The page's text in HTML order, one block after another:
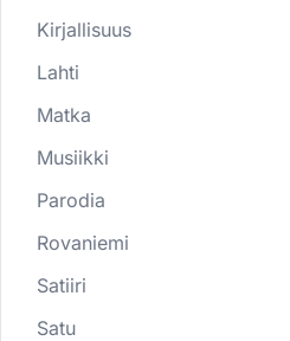
Kirjallisuus
Lahti
Matka
Musiikki
Parodia
Rovaniemi
Satiiri
Satu